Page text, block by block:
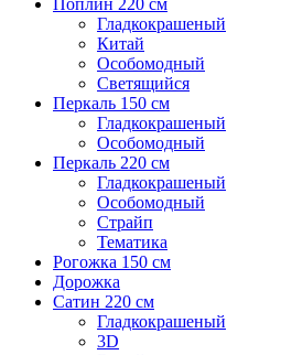
Гладкокрашеный
Китай
Особомодный
Светящийся
Перкаль 150 см
Гладкокрашеный
Особомодный
Перкаль 220 см
Гладкокрашеный
Особомодный
Страйп
Тематика
Рогожка 150 см
Дорожка
Сатин 220 см
Гладкокрашеный
3D